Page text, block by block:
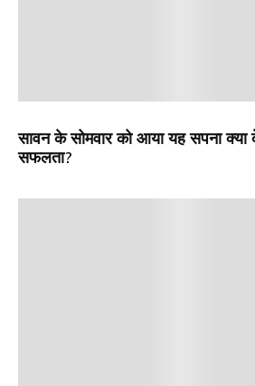
सावन के सोमवार को आया यह सपना
सफलता?